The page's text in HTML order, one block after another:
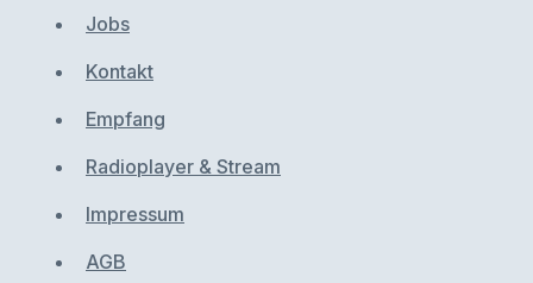
Jobs
Kontakt
Empfang
Radioplayer & Stream
Impressum
AGB